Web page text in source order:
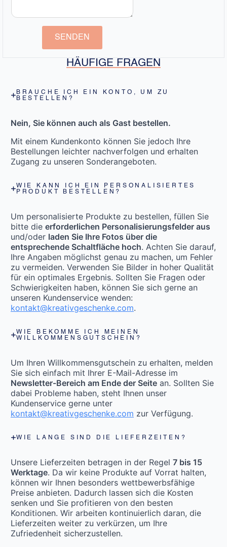
SENDEN
HÄUFIGE FRAGEN
BRAUCHE ICH EIN KONTO, UM ZU
BESTELLEN?
Nein, Sie können auch als Gast bestellen.
Mit einem Kundenkonto können Sie jedoch Ihre
Bestellungen leichter nachverfolgen und erhalten
Zugang zu unseren Sonderangeboten.
WIE KANN ICH EIN PERSONALISIERTES
PRODUKT BESTELLEN?
Um personalisierte Produkte zu bestellen, füllen Sie
bitte die erforderlichen Personalisierungsfelder aus
und/oder laden Sie Ihre Fotos über die
entsprechende Schaltfläche hoch. Achten Sie darauf,
Ihre Angaben möglichst genau zu machen, um Fehler
zu vermeiden. Verwenden Sie Bilder in hoher Qualität
für ein optimales Ergebnis. Sollten Sie Fragen oder
Schwierigkeiten haben, können Sie sich gerne an
unseren Kundenservice wenden:
kontakt@kreativgeschenke.com.
WIE BEKOMME ICH MEINEN
WILLKOMMENSGUTSCHEIN?
Um Ihren Willkommensgutschein zu erhalten, melden
Sie sich einfach mit Ihrer E-Mail-Adresse im
Newsletter-Bereich am Ende der Seite an. Sollten Sie
dabei Probleme haben, steht Ihnen unser
Kundenservice gerne unter
kontakt@kreativgeschenke.com zur Verfügung.
WIE LANGE SIND DIE LIEFERZEITEN?
Unsere Lieferzeiten betragen in der Regel 7 bis 15
Werktage. Da wir keine Produkte auf Vorrat halten,
können wir Ihnen besonders wettbewerbsfähige
Preise anbieten. Dadurch lassen sich die Kosten
senken und Sie profitieren von den besten
Konditionen. Wir arbeiten kontinuierlich daran, die
Lieferzeiten weiter zu verkürzen, um Ihre
Zufriedenheit sicherzustellen.